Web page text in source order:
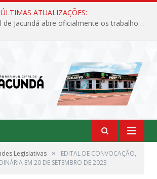
ÚLTIMAS ATUALIZAÇÕES:
Câmara Municipal de Jacundá abre oficialmente os trabalhos legislativos de 2026
Legislativas »
EDITAL DE CONVOCAÇÃO,
EM 20 DE SETEMBRO DE 2023